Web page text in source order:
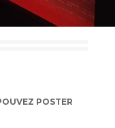
POSTER